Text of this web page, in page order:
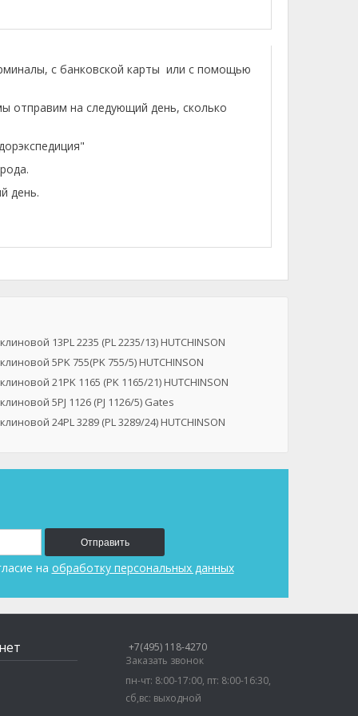
с банковской карты или с помощью
отправим на следующий день, сколько
день.
13PL 2235 (PL 2235/13) HUTCHINSON
5PK 755(PK 755/5) HUTCHINSON
21PK 1165 (PK 1165/21) HUTCHINSON
5PJ 1126 (PJ 1126/5) Gates
24PL 3289 (PL 3289/24) HUTCHINSON
Отправить
на обработку персональных данных
+7(495) 118-4270
Заказать звонок
пн-чт: 8:00-17:00, пт: 8:00-16:30,
сб,вс: выходной